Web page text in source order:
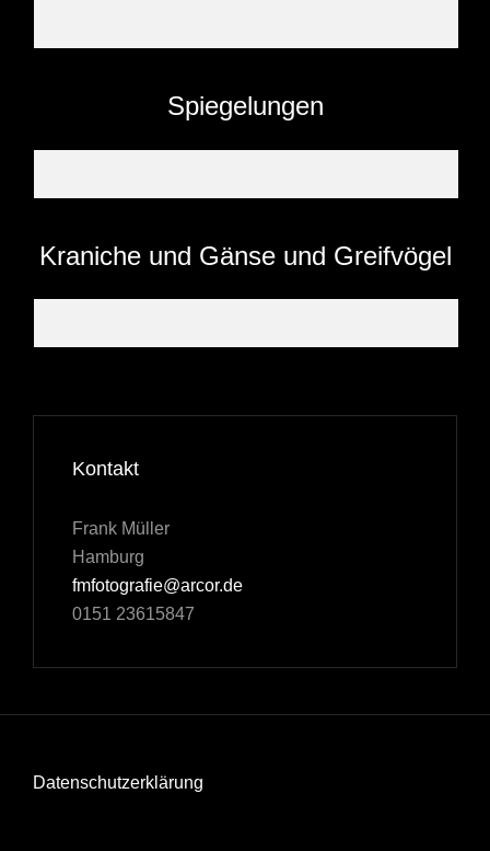
Spiegelungen
Kraniche und Gänse und Greifvögel
Kontakt
Frank Müller
Hamburg
fmfotografie@arcor.de
0151 23615847
Datenschutzerklärung